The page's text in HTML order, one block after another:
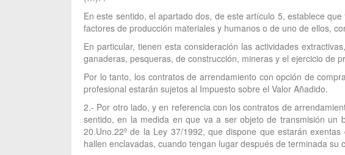
En este sentido, el apartado dos, de este artículo 5, establece
factores de producción materiales y humanos o de uno de ellos,
En particular, tienen esta consideración las actividades
ganaderas, pesqueras, de construcción, mineras y el ejercicio de
Por lo tanto, los contratos de arrendamiento con opción de
profesional estarán sujetos al Impuesto sobre el Valor Añadido.
2.- Por otro lado, y en referencia con los contratos de
sentido, en la medida en que va a ser objeto de transmisión un
20.Uno.22º de la Ley 37/1992, que dispone que estarán
hallen enclavadas, cuando tengan lugar después de terminada su